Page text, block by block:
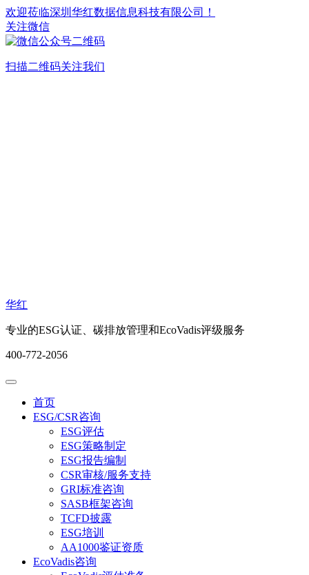
欢迎莅临深圳华红数据信息科技有限公司！
关注微信
扫描二维码关注我们
华红
专业的ESG认证、碳排放管理和EcoVadis评级服务
400-772-2056
首页
ESG/CSR咨询
ESG评估
ESG策略制定
ESG报告编制
CSR审核/服务支持
GRI标准咨询
SASB框架咨询
TCFD披露
ESG培训
AA1000鉴证资质
EcoVadis咨询